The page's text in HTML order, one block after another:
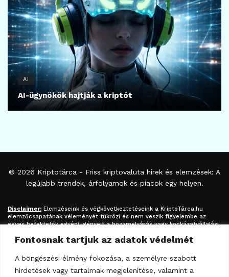
Fontosnak tartjuk az adatok védelmét
A böngészési élmény fokozása, a személyre szabott
hirdetések vagy tartalmak megjelenítése, valamint a
AI
AI-ügynökök hajtják a kriptót
© 2026 Kriptotárca - Friss kriptovaluta hírek és elemzések: A
legújabb trendek, árfolyamok és piacok egy helyen.
Disclaimer: Elemzéseink és végkövetkeztetéseink a KriptoTárca.hu
elemzőcsapatának véleményét tükrözi és nem veszik figyelembe az
egyes befektetők egyéni igényeit a hozamelvárás vagy kockázatvállalási
befektetési tanácsadásnak, befektetési ajánlásnak, értékpapír /
kriptovaluta / token / ICO / cloud mining stb. jegyzésére / vételére /
eladására vonatkozó felhívásnak azok kizárólag tájékoztatásul
szolgálnak. Minden befektetés esetében kiemelten fontos az azt
megalapozó információk és lehetőségek széleskörű megismerése.